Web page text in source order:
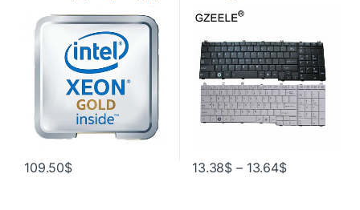
LGA3647
109.50$
C660 C660D C655 L655
L655D C650 C650D L650
C670 L750 L750D
13.38$ – 13.64$